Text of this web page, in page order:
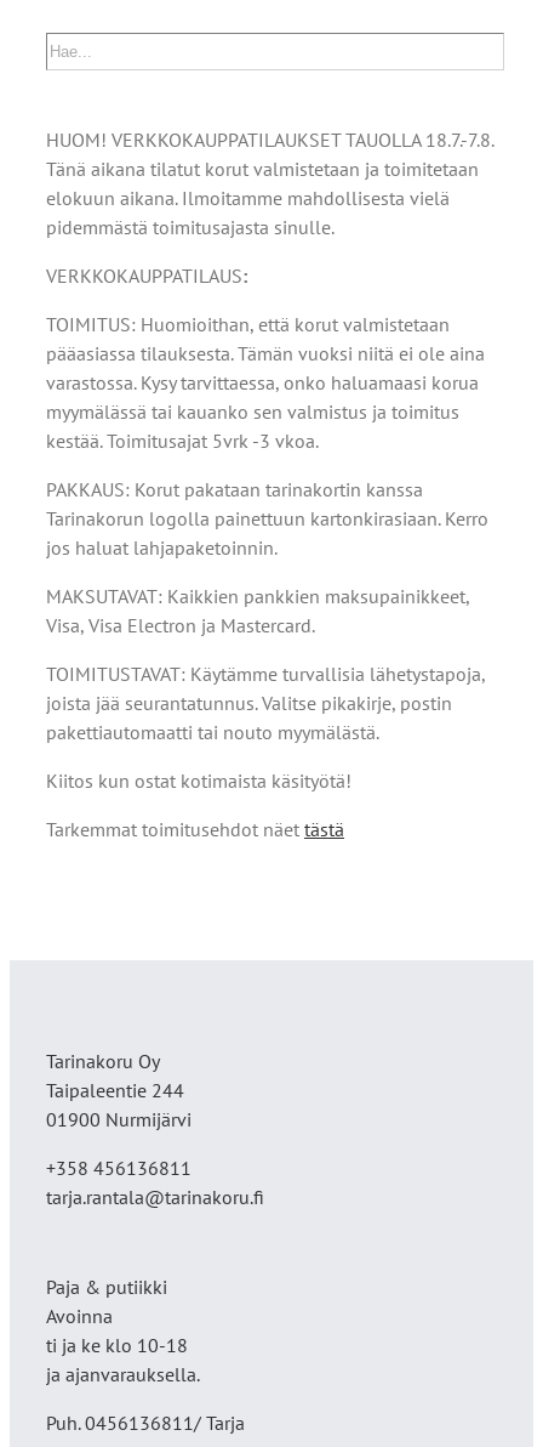
HUOM! VERKKOKAUPPATILAUKSET TAUOLLA 18.7.-7.8.
Tänä aikana tilatut korut valmistetaan ja toimitetaan
elokuun aikana. Ilmoitamme mahdollisesta vielä
pidemmästä toimitusajasta sinulle.
VERKKOKAUPPATILAUS:
TOIMITUS: Huomioithan, että korut valmistetaan
pääasiassa tilauksesta. Tämän vuoksi niitä ei ole aina
varastossa. Kysy tarvittaessa, onko haluamaasi korua
myymälässä tai kauanko sen valmistus ja toimitus
kestää. Toimitusajat 5vrk -3 vkoa.
PAKKAUS: Korut pakataan tarinakortin kanssa
Tarinakorun logolla painettuun kartonkirasiaan. Kerro
jos haluat lahjapaketoinnin.
MAKSUTAVAT: Kaikkien pankkien maksupainikkeet,
Visa, Visa Electron ja Mastercard.
TOIMITUSTAVAT: Käytämme turvallisia lähetystapoja,
joista jää seurantatunnus. Valitse pikakirje, postin
pakettiautomaatti tai nouto myymälästä.
Kiitos kun ostat kotimaista käsityötä!
Tarkemmat toimitusehdot näet tästä
Tarinakoru Oy
Taipaleentie 244
01900 Nurmijärvi
+358 456136811
tarja.rantala@tarinakoru.fi
Paja & putiikki
Avoinna
ti ja ke klo 10-18
ja ajanvarauksella.
Puh. 0456136811/ Tarja